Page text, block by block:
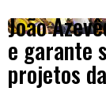
João
e garante
projetos